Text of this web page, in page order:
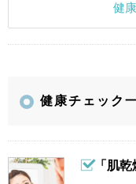
健
健康チェック
「肌乾